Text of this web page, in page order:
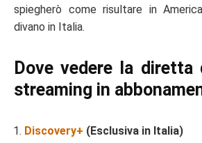
spiegherò come risultare in
divano in Italia.
Dove vedere la diretta
streaming in
Discovery+ (Esclusiva in Italia)